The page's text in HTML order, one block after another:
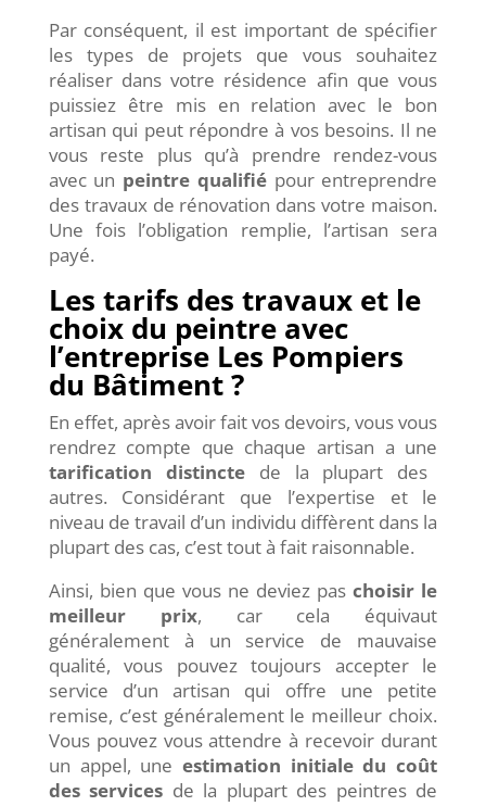
Par conséquent, il est important de spécifier
les types de projets que vous souhaitez
réaliser dans votre résidence afin que vous
puissiez être mis en relation avec le bon
artisan qui peut répondre à vos besoins. Il ne
vous reste plus qu’à prendre rendez-vous
avec un peintre qualifiépour entreprendre
des travaux de rénovation dans votre maison.
Une fois l’obligation remplie, l’artisan sera
payé.
Les tarifs des travaux et le
choix du peintre avec
l’entreprise Les Pompiers
du Bâtiment ?
En effet, après avoir fait vos devoirs, vous vous
rendrez compte que chaque artisan a une
tarification distinctede la plupart des
autres. Considérant que l’expertise et le
niveau de travail d’un individu diffèrent dans la
plupart des cas, c’est tout à fait raisonnable.
Ainsi, bien que vous ne deviez pas choisir le
meilleur prix, car cela équivaut
généralement à un service
de mauvaise
qualité, vous pouvez toujours accepter le
service d’un artisan qui offre une petite
remise, c’est généralement le meilleur choix.
Vous pouvez vous attendre à recevoir durant
un appel, une estimation initiale du coût
desservices de la plupart des peintres de